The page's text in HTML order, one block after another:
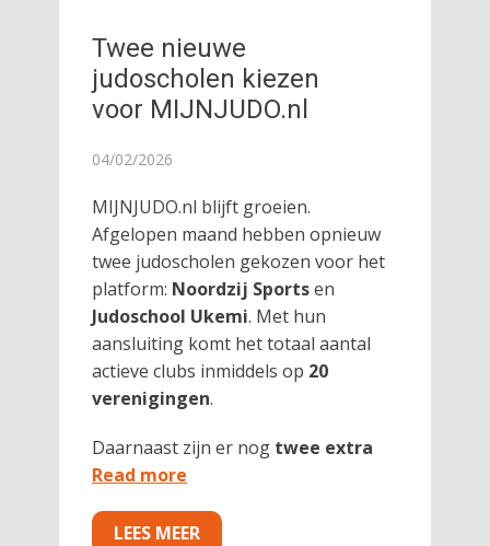
Twee nieuwe
judoscholen kiezen
voor MIJNJUDO.nl
04/02/2026
MIJNJUDO.nl blijft groeien.
Afgelopen maand hebben opnieuw
twee judoscholen gekozen voor het
platform: Noordzij Sportsen
Judoschool Ukemi. Met hun
aansluiting komt het totaal aantal
actieve clubs inmiddels op 20
verenigingen.
Daarnaast zijn er nog twee extra
Read more
LEES MEER